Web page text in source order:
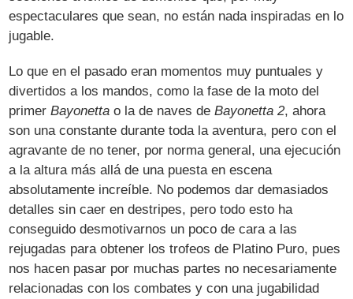
espectaculares que sean, no están nada inspiradas en lo
jugable.
Lo que en el pasado eran momentos muy puntuales y
divertidos a los mandos, como la fase de la moto del
primerBayonetta o la de naves deBayonetta 2, ahora
son una constante durante toda la aventura, pero con el
agravante de no tener, por norma general, una ejecución
a la altura más allá de una puesta en escena
absolutamente increíble. No podemos dar demasiados
detalles sin caer en destripes, pero todo esto ha
conseguido desmotivarnos un poco de cara a las
rejugadas para obtener los trofeos de Platino Puro, pues
nos hacen pasar por muchas partes no necesariamente
relacionadas con los combates y con una jugabilidad